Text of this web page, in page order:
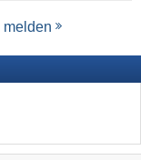
melden